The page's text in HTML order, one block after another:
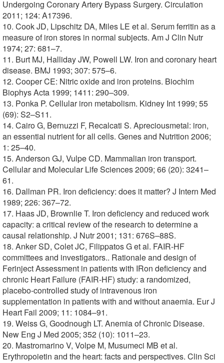
Undergoing Coronary Artery Bypass Surgery. Circulation
2011; 124: A17396.
10. Cook JD, Lipschitz DA, Miles LE et al. Serum ferritin as a
measure of iron stores in normal subjects. Am J Clin Nutr
1974; 27: 681–7.
11. Burt MJ, Halliday JW, Powell LW. Iron and coronary heart
disease. BMJ 1993; 307: 575–6.
12. Cooper CE: Nitric oxide and iron proteins. Biochim
Biophys Acta 1999; 1411: 290–309.
13. Ponka P. Cellular iron metabolism. Kidney Int 1999; 55
(69): S2–S11.
14. Cairo G, Bernuzzi F, Recalcati S. Apreciousmetal: iron,
an essential nutrient for all cells. Genes and Nutrition 2006;
1: 25–40.
15. Anderson GJ, Vulpe CD. Mammalian iron transport.
Cellular and Molecular Life Sciences 2009; 66 (20): 3241–
61.
16. Dallman PR. Iron deficiency: does it matter? J Intern Med
1989; 226: 367–72.
17. Haas JD, Brownlie T. Iron deficiency and reduced work
capacity: a critical review of the research to determine a
causal relationship. J Nutr 2001; 131: 676S–88S.
18. Anker SD, Colet JC, Filippatos G et al. FAIR-HF
committees and investigators.. Rationale and design of
Ferinject Assessment in patients with IRon deficiency and
chronic Heart Failure (FAIR-HF) study: a randomized,
placebo-controlled study of intravenous iron
supplementation in patients with and without anaemia. Eur J
Heart Fail 2009; 11: 1084–91.
19. Weiss G, Goodnough LT. Anemia of Chronic Disease.
New Eng J Med 2005; 352 (10): 1011–23.
20. Mastromarino V, Volpe M, Musumeci MB et al.
Erythropoietin and the heart: facts and perspectives. Clin Sci